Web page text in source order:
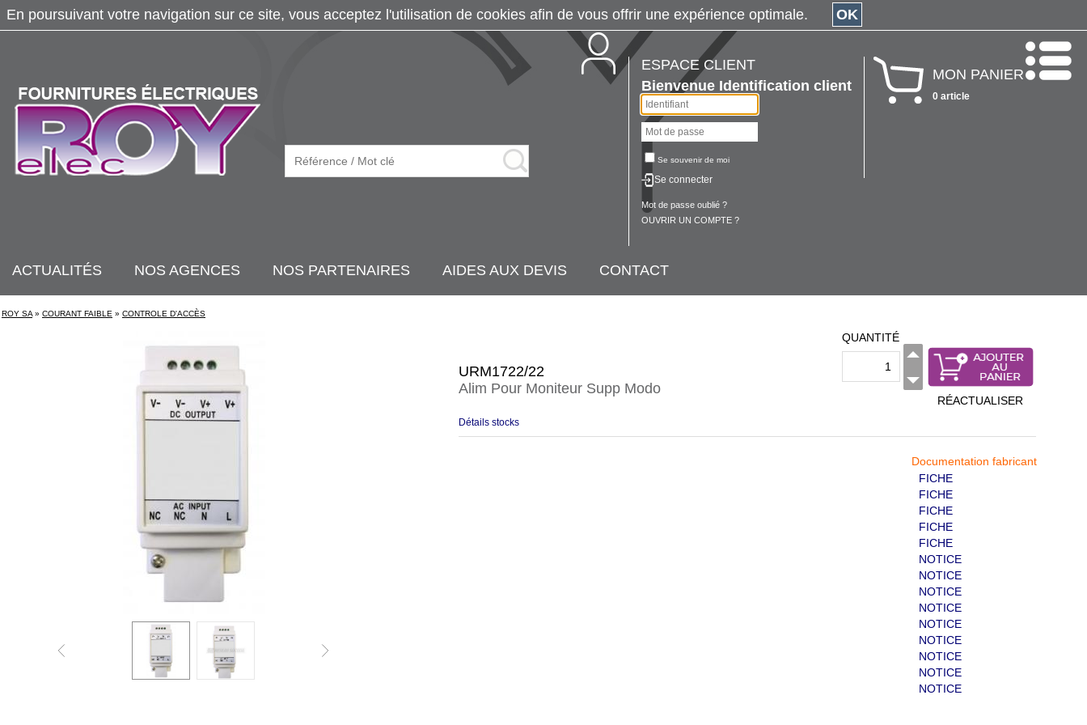
ESPACE CLIENT
Bienvenue Identification client
Se souvenir de moi
Se connecter
Mot de passe oublié ?
OUVRIR UN COMPTE ?
MON PANIER
0 article
ACTUALITÉS NOS AGENCES NOS PARTENAIRES AIDES AUX DEVIS CONTACT
ROY SA » COURANT FAIBLE » CONTROLE D'ACCÈS
URM1722/22
Alim Pour Moniteur Supp Modo
QUANTITÉ
RÉACTUALISER
Détails stocks
Documentation fabricant
FICHE
FICHE
FICHE
FICHE
FICHE
NOTICE
NOTICE
NOTICE
NOTICE
NOTICE
NOTICE
NOTICE
NOTICE
NOTICE
En poursuivant votre navigation sur ce site, vous acceptez l'utilisation de cookies afin de vous offrir une expérience optimale. OK